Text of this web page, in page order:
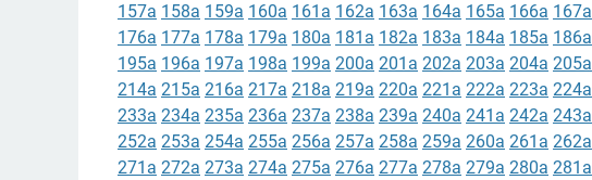
157a 158a 159a 160a 161a 162a 163a 164a 165a 166a 167a
176a 177a 178a 179a 180a 181a 182a 183a 184a 185a 186a
195a 196a 197a 198a 199a 200a 201a 202a 203a 204a 205a
214a 215a 216a 217a 218a 219a 220a 221a 222a 223a 224a
233a 234a 235a 236a 237a 238a 239a 240a 241a 242a 243a
252a 253a 254a 255a 256a 257a 258a 259a 260a 261a 262a
271a 272a 273a 274a 275a 276a 277a 278a 279a 280a 281a